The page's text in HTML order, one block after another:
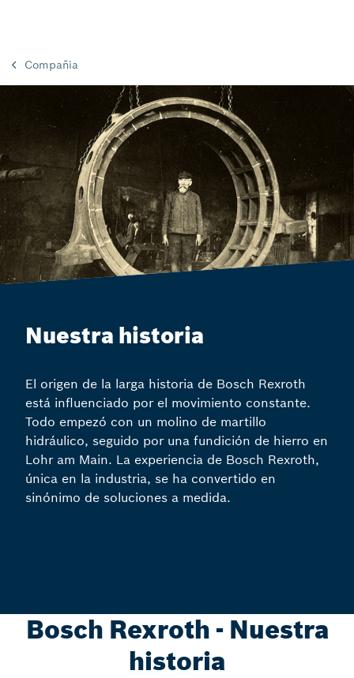
Compañia
Nuestra historia
El origen de la larga historia de Bosch Rexroth
está influenciado por el movimiento constante.
Todo empezó con un molino de martillo
hidráulico, seguido por una fundición de hierro en
Lohr am Main. La experiencia de Bosch Rexroth,
única en la industria, se ha convertido en
sinónimo de soluciones a medida.
Bosch Rexroth - Nuestra
historia